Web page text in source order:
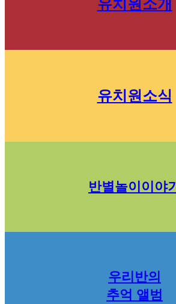
유치원소개
유치원소식
반별놀이이야기
우리반의
추억 앨범